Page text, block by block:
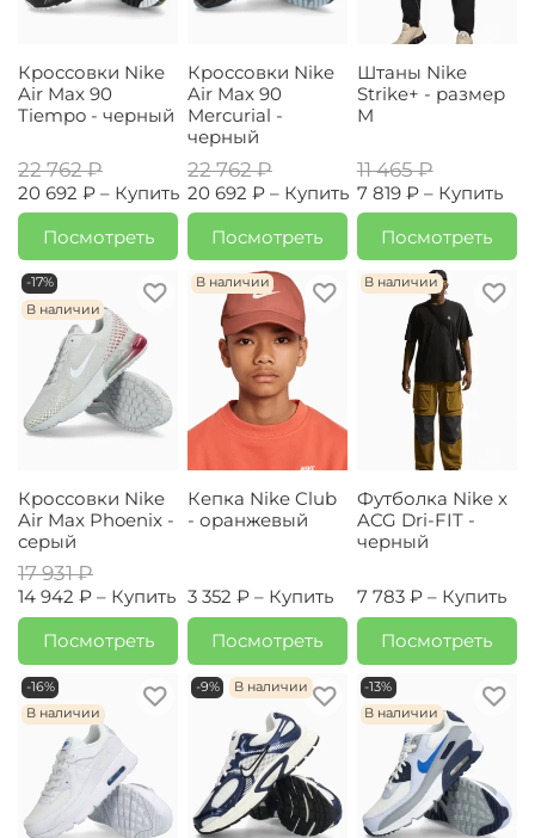
Кроссовки Nike
Air Max 90
Tiempo - черный
22 762 ₽
20 692 ₽ – Купить
Посмотреть
Кроссовки Nike
Air Max 90
Mercurial -
черный
22 762 ₽
20 692 ₽ – Купить
Посмотреть
Штаны Nike
Strike+ - размер
M
11 465 ₽
7 819 ₽ – Купить
Посмотреть
-17%
В наличии
Кроссовки Nike
Air Max Phoenix -
серый
17 931 ₽
14 942 ₽ – Купить
Посмотреть
В наличии
Кепка Nike Club
- оранжевый
3 352 ₽ – Купить
Посмотреть
В наличии
Футболка Nike x
ACG Dri-FIT -
черный
7 783 ₽ – Купить
Посмотреть
-16%
В наличии
-9% В наличии
-13%
В наличии